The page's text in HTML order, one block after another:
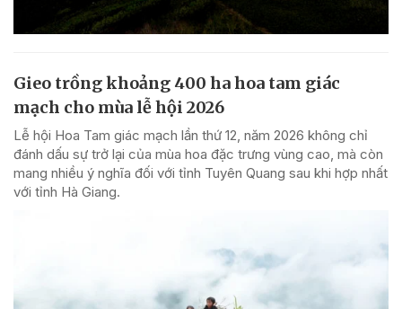
Gieo trồng khoảng 400 ha hoa tam giác
mạch cho mùa lễ hội 2026
Lễ hội Hoa Tam giác mạch lần thứ 12, năm 2026 không chỉ
đánh dấu sự trở lại của mùa hoa đặc trưng vùng cao, mà còn
mang nhiều ý nghĩa đối với tỉnh Tuyên Quang sau khi hợp nhất
với tỉnh Hà Giang.